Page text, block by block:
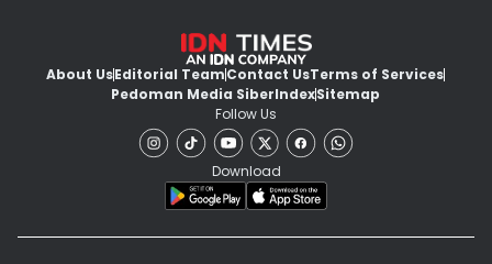
About UsEditorial TeamContact UsTerms of Services
Pedoman Media SiberIndexSitemap
Follow Us
Download